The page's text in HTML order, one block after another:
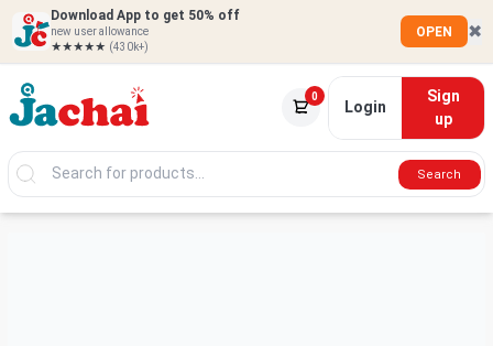
Download App to get 50% off
new user allowance
★★★★★ (430k+)
OPEN ✖
0
Login
Sign
up
Search